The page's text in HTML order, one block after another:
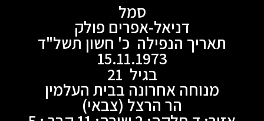
סמל
דניאל-אפרים פולק
תאריך הנפילה כ' חשון תשל"ד
15.11.1973
בגיל 21
מנוחה אחרונה בבית העלמין
הר הרצל (צבאי)